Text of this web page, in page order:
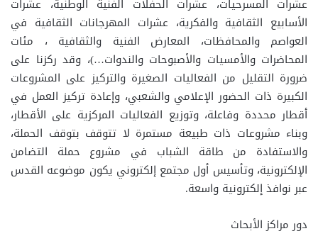
عشرات المسرحيات، عشرات الحفلات الفنية الوطنية، عشرات
الأسابيع الثقافية والفكرية، عشرات المهرجانات الثقافية في
العواصم والمحافظات، المعارض الفنية والثقافية ، مئات
المحاضرات والأمسيات والأصبوحات والندوات…)، وقد ركزنا على
ضرورة التقليل من الفعاليات الصغيرة والتركيز على المشروعات
الكبيرة ذات الحضور الإعلامي والشعبي، وإعادة تركيز العمل في
أقطار محددة وفاعلة، وتوزيع الفعاليات المركزية على الأقطار،
وبناء مشروعات ذات طبيعة مستمرة لا تتوقف بتوقف الحملة،
والاستفادة من طاقة الشباب في مشروع حملة التضامن
الإلكترونية، وتأسيس أول مجتمع إلكتروني يكون موضوعه القدس
عبر نوافذ إلكترونية واسعة.
دور مراكز الأبحاث